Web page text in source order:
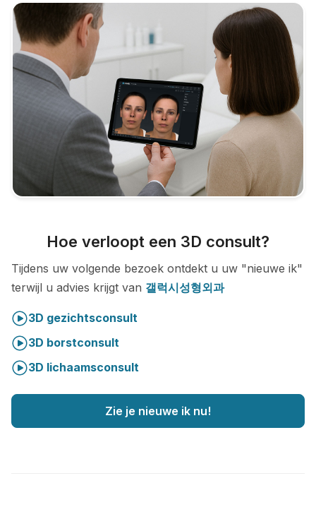
Hoe verloopt een 3D consult?
Tijdens uw volgende bezoek ontdekt u uw "nieuwe ik"
terwijl u advies krijgt van 갤럭시성형외과
3D gezichtsconsult
3D borstconsult
3D lichaamsconsult
Zie je nieuwe ik nu!